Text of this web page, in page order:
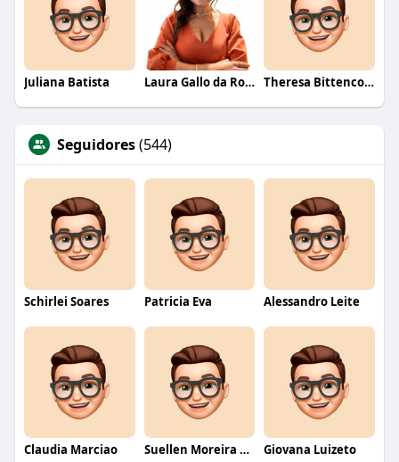
Juliana Batista Laura Gallo da Rosa Theresa Bittencourt
Seguidores(544)
Schirlei Soares Patricia Eva Alessandro Leite
Claudia Marciao Suellen Moreira Parente de Oliveira Giovana Luizeto